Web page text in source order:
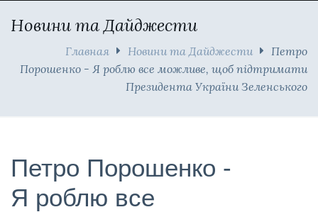
Новини та Дайджести
Главная Новини та Дайджести
Петро
Порошенко - Я роблю все можливе, щоб підтримати
Президента України Зеленського
Петро Порошенко -
Я роблю все